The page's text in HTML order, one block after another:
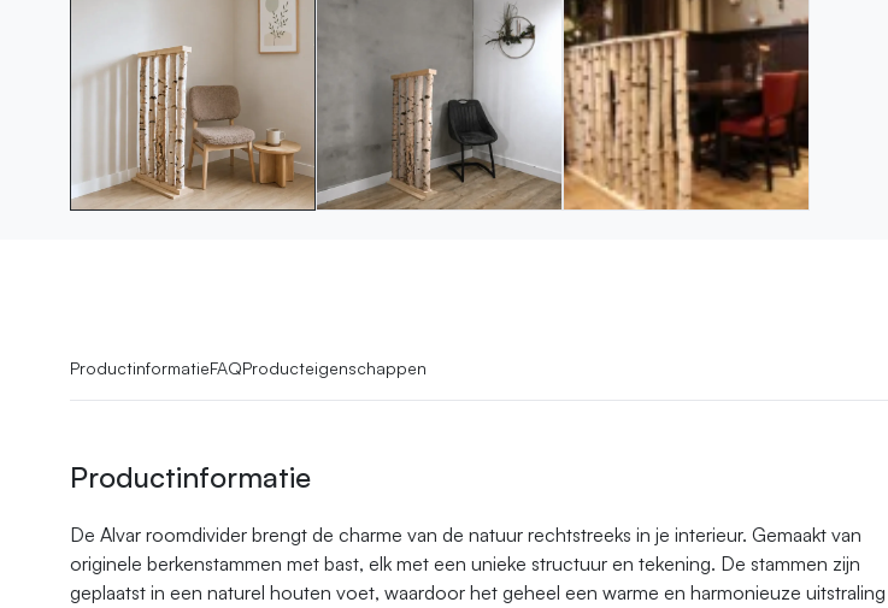
ProductinformatieFAQProducteigenschappen
Productinformatie
De Alvar roomdivider brengt de charme van de natuur rechtstreeks in je interieur. Gemaakt van
originele berkenstammen met bast, elk met een unieke structuur en tekening. De stammen zijn
geplaatst in een naturel houten voet, waardoor het geheel een warme en harmonieuze uitstraling